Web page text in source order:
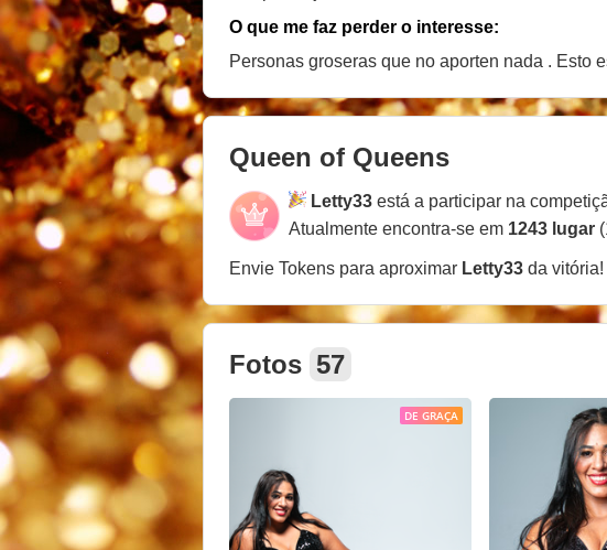
O que me faz perder o interesse:
Personas groseras que no aporten nada . Esto
Queen of Queens
Letty33 está a participar na
Atualmente encontra-se em 1243 lugar
Envie Tokens para aproximar Letty33 da vitória!
Fotos 57
DE GRAÇA